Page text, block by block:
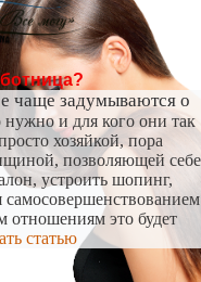
чаще задумываются о
нужно и для кого они так
хозяйкой, пора
позволяющей себе
устроить шопинг,
самосовершенствованием
это будет
статью